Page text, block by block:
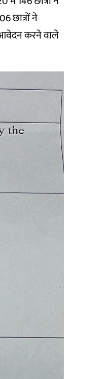
छात्रों ने
आवेदन करने वाले